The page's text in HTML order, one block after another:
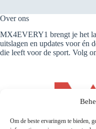
Om de beste ervaringen te bieden,
Over ons
MX4EVERY1 brengt je het
uitslagen en updates voor én
die leeft voor de sport. Volg